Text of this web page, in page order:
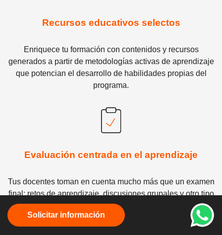
Recursos educativos selectos
Enriquece tu formación con contenidos y recursos
generados a partir de metodologías activas de aprendizaje
que potencian el desarrollo de habilidades propias del
programa.
Evaluación centrada en el aprendizaje
Tus docentes toman en cuenta mucho más que un examen
final: retos de aprendizaje, discusiones grupales y otro tipo
de entregas semanales.
Solicitar información